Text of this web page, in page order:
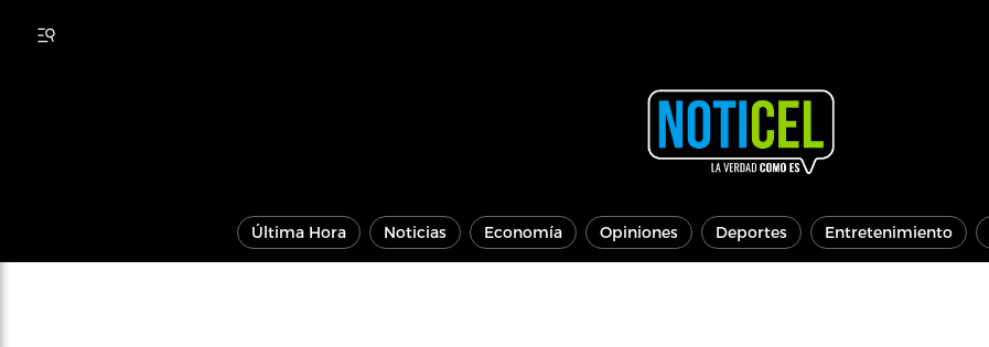
Última Hora Noticias Economía Opiniones Deportes Entretenimiento